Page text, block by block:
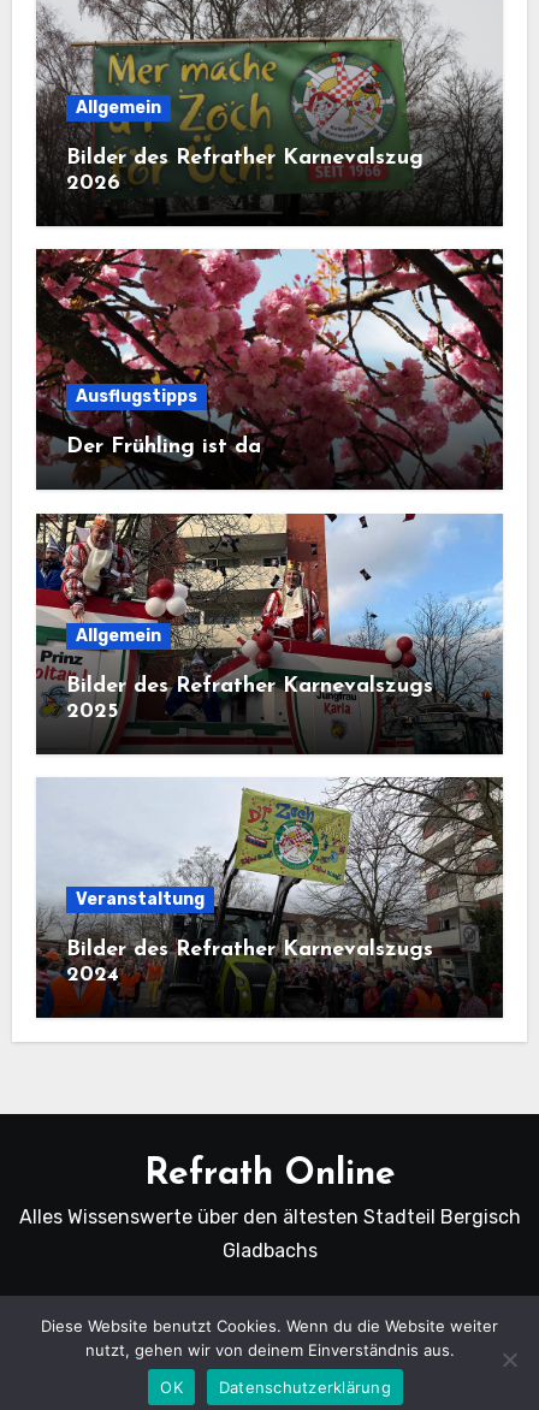
Allgemein
Bilder des Refrather Karnevalszug
2026
Ausflugstipps
Der Frühling ist da
Allgemein
Bilder des Refrather Karnevalszugs
2025
Veranstaltung
Bilder des Refrather Karnevalszugs
2024
Refrath Online
Alles Wissenswerte über den ältesten Stadteil Bergisch
Gladbachs
Copyright Refrath Online © Alle Rechte vorbehalten.
|
BlogusvonThemeansar.
Diese Website benutzt Cookies. Wenn du die Website weiter
nutzt, gehen wir von deinem Einverständnis aus.
OK
Datenschutzerklärung